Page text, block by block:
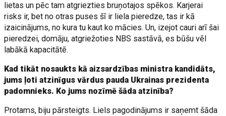
lietas un pēc tam atgriezties bruņotajos spēkos. Karjerai
risks ir, bet no otras puses šī ir liela pieredze, tas ir kā
izaicinājums, no kura tu kaut ko mācies. Un, izejot cauri arī šai
pieredzei, domāju, atgriežoties NBS sastāvā, es būšu vēl
labākā kapacitātē.
Kad tikāt nosaukts kā aizsardzības ministra kandidāts,
jums ļoti atzinīgus vārdus pauda Ukrainas prezidenta
padomnieks. Ko jums nozīmē šāda atzinība?
Protams, biju pārsteigts. Liels pagodinājums ir saņemt šāda